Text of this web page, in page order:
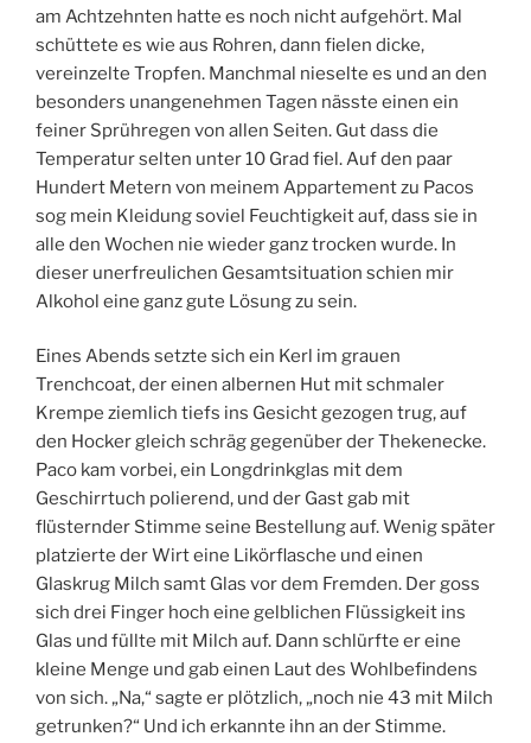
am Achtzehnten hatte es noch nicht aufgehört. Mal
schüttete es wie aus Rohren, dann fielen dicke,
vereinzelte Tropfen. Manchmal nieselte es und an den
besonders unangenehmen Tagen nässte einen ein
feiner Sprühregen von allen Seiten. Gut dass die
Temperatur selten unter 10 Grad fiel. Auf den paar
Hundert Metern von meinem Appartement zu Pacos
sog mein Kleidung soviel Feuchtigkeit auf, dass sie in
alle den Wochen nie wieder ganz trocken wurde. In
dieser unerfreulichen Gesamtsituation schien mir
Alkohol eine ganz gute Lösung zu sein.
Eines Abends setzte sich ein Kerl im grauen
Trenchcoat, der einen albernen Hut mit schmaler
Krempe ziemlich tiefs ins Gesicht gezogen trug, auf
den Hocker gleich schräg gegenüber der Thekenecke.
Paco kam vorbei, ein Longdrinkglas mit dem
Geschirrtuch polierend, und der Gast gab mit
flüsternder Stimme seine Bestellung auf. Wenig später
platzierte der Wirt eine Likörflasche und einen
Glaskrug Milch samt Glas vor dem Fremden. Der goss
sich drei Finger hoch eine gelblichen Flüssigkeit ins
Glas und füllte mit Milch auf. Dann schlürfte er eine
kleine Menge und gab einen Laut des Wohlbefindens
von sich. „Na,“ sagte er plötzlich, „noch nie 43 mit Milch
getrunken?“ Und ich erkannte ihn an der Stimme.